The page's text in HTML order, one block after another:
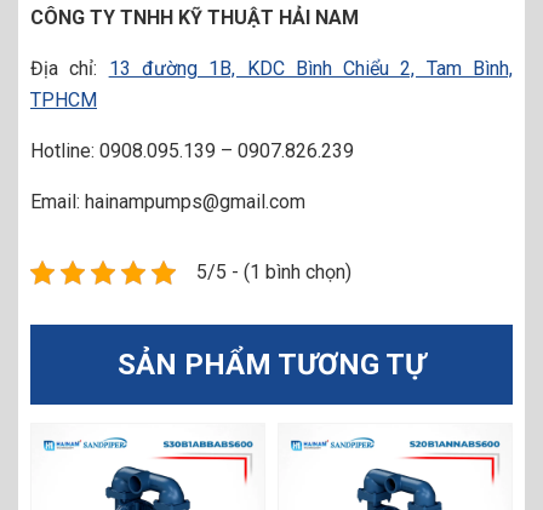
CÔNG TY TNHH KỸ THUẬT HẢI NAM
Địa chỉ: 13 đường 1B, KDC Bình Chiểu 2, Tam Bình,
TPHCM
Hotline: 0908.095.139 – 0907.826.239
Email: hainampumps@gmail.com
5/5 - (1 bình chọn)
SẢN PHẨM TƯƠNG TỰ